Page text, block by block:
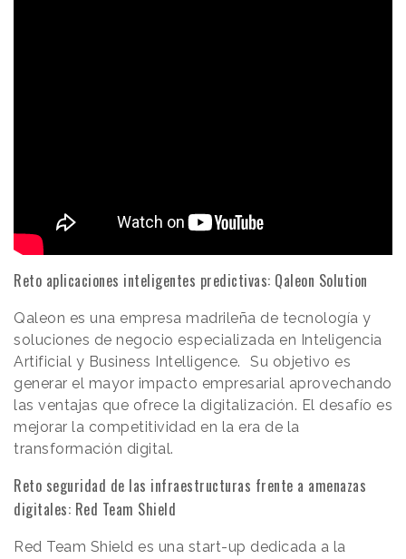
Reto aplicaciones inteligentes predictivas: Qaleon Solution
Qaleon es una empresa madrileña de tecnología y
soluciones de negocio especializada en Inteligencia
Artificial y Business Intelligence. Su objetivo es
generar el mayor impacto empresarial aprovechando
las ventajas que ofrece la digitalización. El desafío es
mejorar la competitividad en la era de la
transformación digital.
Reto seguridad de las infraestructuras frente a amenazas
digitales: Red Team Shield
Red Team Shield es una start-up dedicada a la